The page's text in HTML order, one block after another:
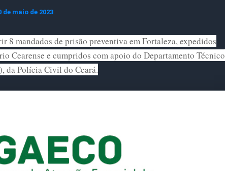
de maio de 2023
8 mandados de prisão preventiva em Fortaleza, expedidos
Cearense e cumpridos com apoio do Departamento Técnico
da Polícia Civil do Ceará.